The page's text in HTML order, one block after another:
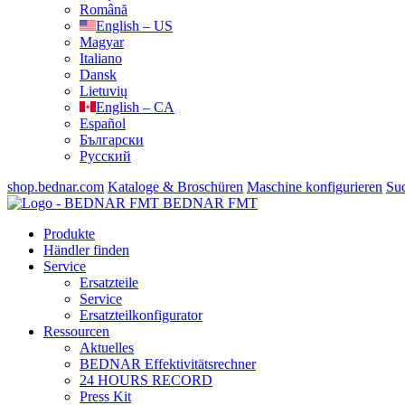
Română
English – US
Magyar
Italiano
Dansk
Lietuvių
English – CA
Español
Български
Русский
shop.bednar.com Kataloge & Broschüren Maschine konfigurieren
BEDNAR FMT
Produkte
Händler finden
Service
Ersatzteile
Service
Ersatzteilkonfigurator
Ressourcen
Aktuelles
BEDNAR Effektivitätsrechner
24 HOURS RECORD
Press Kit